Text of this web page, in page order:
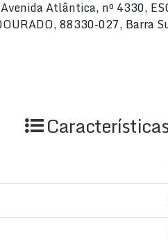
Avenida Atlântica, nº 4330,
88330-027, Barra